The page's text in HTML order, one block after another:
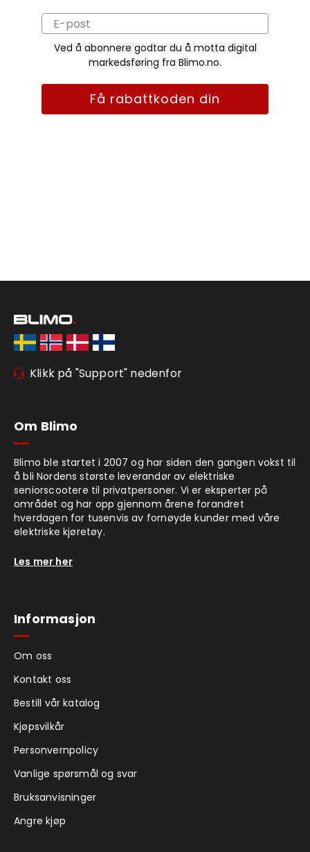
Ved å abonnere godtar du å motta digital
markedsføring fra Blimo.no.
Få rabattkoden din
Klikk på "Support" nedenfor
Om Blimo
Blimo ble startet i 2007 og har siden den gangen vokst til
å bli Nordens største leverandør av elektriske
seniorscootere til privatpersoner. Vi er eksperter på
området og har opp gjennom årene forandret
hverdagen for tusenvis av fornøyde kunder med våre
elektriske kjøretøy.
Les mer her
Informasjon
Om oss
Kontakt oss
Bestill vår katalog
Kjøpsvilkår
Personvernpolicy
Vanlige spørsmål og svar
Bruksanvisninger
Angre kjøp